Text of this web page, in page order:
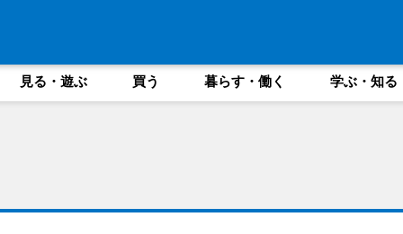
見る・遊ぶ 買う 暮らす・働く 学ぶ・知る